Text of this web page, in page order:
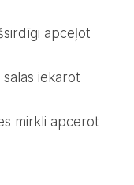
apceļot
salas iekarot
mirkli apcerot